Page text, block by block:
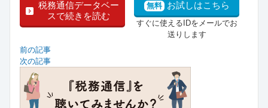
税務通信データベー
スで続きを読む
無料 お試しはこちら
すぐに使えるIDをメールでお
送りします
前の記事
次の記事